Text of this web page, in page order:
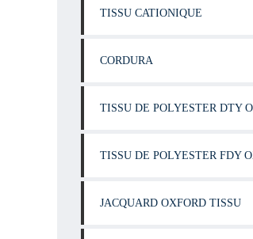
TISSU CATIONIQUE
CORDURA
TISSU DE POLYESTER DTY
TISSU DE POLYESTER FDY
JACQUARD OXFORD TISSU